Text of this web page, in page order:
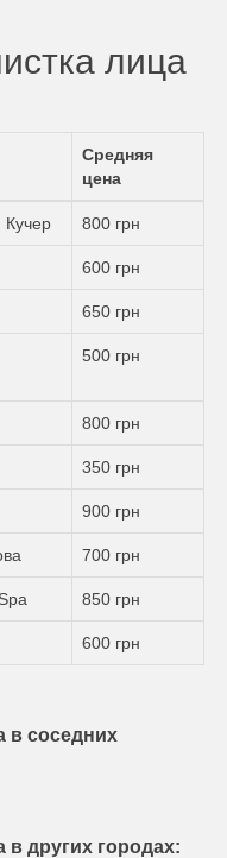
лица
Средняя
цена
Кучер 800 грн
600 грн
650 грн
500 грн
800 грн
350 грн
900 грн
700 грн
850 грн
600 грн
в соседних
в других городах: